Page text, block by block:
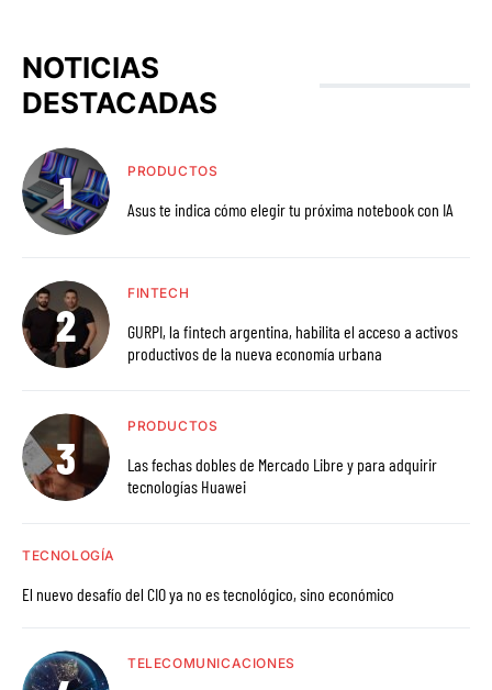
NOTICIAS
DESTACADAS
PRODUCTOS
Asus te indica cómo elegir tu próxima notebook con IA
FINTECH
GURPI, la fintech argentina, habilita el acceso a activos
productivos de la nueva economía urbana
PRODUCTOS
Las fechas dobles de Mercado Libre y para adquirir
tecnologías Huawei
TECNOLOGÍA
El nuevo desafío del CIO ya no es tecnológico, sino económico
TELECOMUNICACIONES